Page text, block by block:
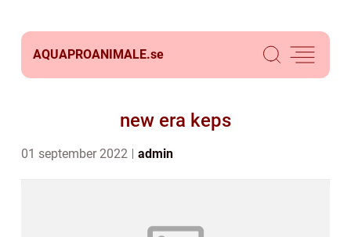
AQUAPROANIMALE.se
new era keps
01 september 2022 admin